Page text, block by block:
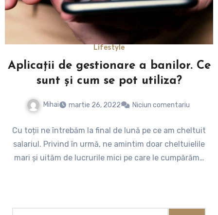
Lifestyle
Aplicații de gestionare a banilor. Ce
sunt și cum se pot utiliza?
Mihai martie 26, 2022 Niciun comentariu
Cu toții ne întrebăm la final de lună pe ce am cheltuit
salariul. Privind în urmă, ne amintim doar cheltuielile
mari și uităm de lucrurile mici pe care le cumpărăm…